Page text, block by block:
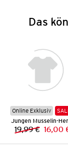
Das
Online Exklusiv
Jungen Musselin-
19,99 € Neuer
16,00